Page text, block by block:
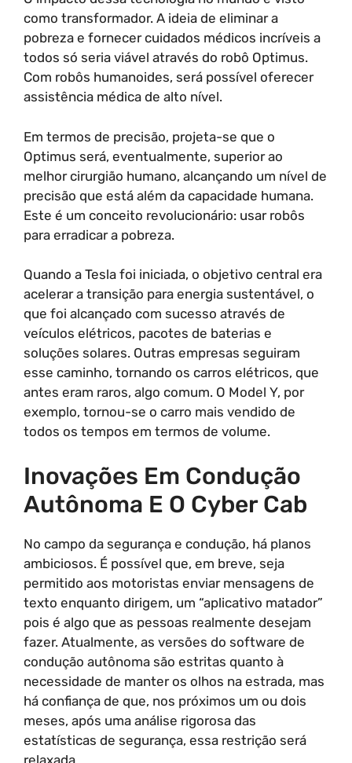
como transformador. A ideia de eliminar a
pobreza e fornecer cuidados médicos incríveis a
todos só seria viável através do robô Optimus.
Com robôs humanoides, será possível oferecer
assistência médica de alto nível.
Em termos de precisão, projeta-se que o
Optimus será, eventualmente, superior ao
melhor cirurgião humano, alcançando um nível de
precisão que está além da capacidade humana.
Este é um conceito revolucionário: usar robôs
para erradicar a pobreza.
Quando a Tesla foi iniciada, o objetivo central era
acelerar a transição para energia sustentável, o
que foi alcançado com sucesso através de
veículos elétricos, pacotes de baterias e
soluções solares. Outras empresas seguiram
esse caminho, tornando os carros elétricos, que
antes eram raros, algo comum. O Model Y, por
exemplo, tornou-se o carro mais vendido de
todos os tempos em termos de volume.
Inovações Em Condução
Autônoma E O Cyber Cab
No campo da segurança e condução, há planos
ambiciosos. É possível que, em breve, seja
permitido aos motoristas enviar mensagens de
texto enquanto dirigem, um “aplicativo matador”
pois é algo que as pessoas realmente desejam
fazer. Atualmente, as versões do software de
condução autônoma são estritas quanto à
necessidade de manter os olhos na estrada, mas
há confiança de que, nos próximos um ou dois
meses, após uma análise rigorosa das
estatísticas de segurança, essa restrição será
relaxada.